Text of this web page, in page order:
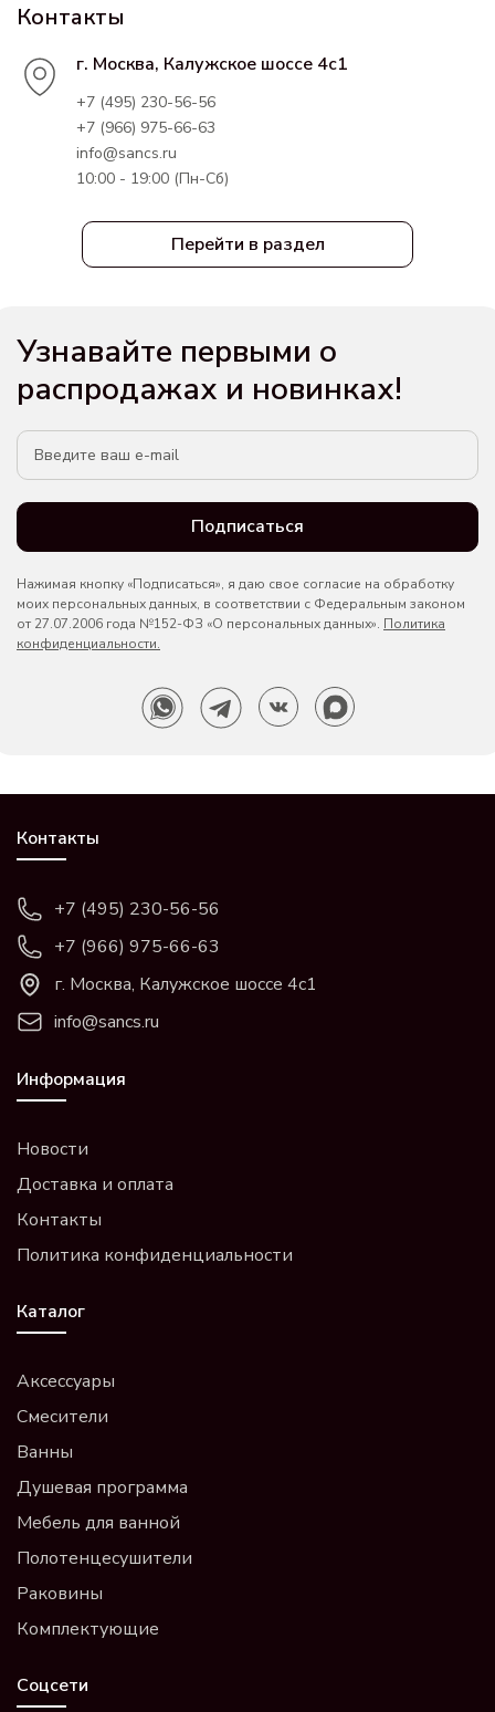
Перейти в раздел
Контакты
г. Москва, Калужское шоссе 4с1
+7 (495) 230-56-56
+7 (966) 975-66-63
info@sancs.ru
10:00 - 19:00 (Пн-Сб)
Узнавайте первыми о
распродажах и новинках!
Подписаться
Нажимая кнопку «Подписаться», я даю свое согласие на обработку
моих персональных данных, в соответствии с Федеральным законом
от 27.07.2006 года №152-ФЗ «О персональных данных». Политика
конфиденциальности.
Контакты
+7 (495) 230-56-56
+7 (966) 975-66-63
г. Москва, Калужское шоссе 4с1
info@sancs.ru
Информация
Новости
Доставка и оплата
Контакты
Политика конфиденциальности
Каталог
Аксессуары
Смесители
Ванны
Душевая программа
Мебель для ванной
Полотенцесушители
Раковины
Комплектующие
Соцсети